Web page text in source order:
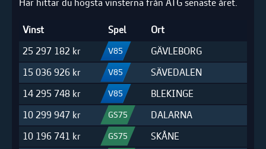
Här hittar du högsta vinsterna från ATG senaste året.
Vinst Spel
Ort
25 297 182 kr
V85
GÄVLEBORG
15 036 926 kr
V85
SÄVEDALEN
14 295 748 kr
V85
BLEKINGE
10 299 947 kr
GS75
DALARNA
10 196 741 kr
GS75
SKÅNE